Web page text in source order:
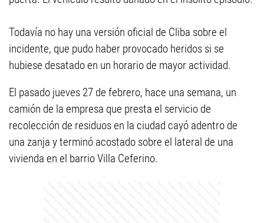
Todavía no hay una versión oficial de Cliba sobre el
incidente, que pudo haber provocado heridos si se
hubiese desatado en un horario de mayor actividad.
El pasado jueves 27 de febrero, hace una semana, un
camión de la empresa que presta el servicio de
recolección de residuos en la ciudad cayó adentro de
una zanja y terminó acostado sobre el lateral de una
vivienda en el barrio Villa Ceferino.